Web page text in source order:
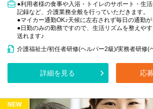
●利用者様の食事や入浴・トイレのサポート・生
記録など、介護業務全般を行っていただきます。
●マイカー通勤OK♪天候に左右されず毎日の通勤
●日勤のみの勤務ですので、生活リズムを整えや
送れます♪
介護福祉士/初任者研修(ヘルパー2級)/実務者研修(
詳細を見る 応
NEW